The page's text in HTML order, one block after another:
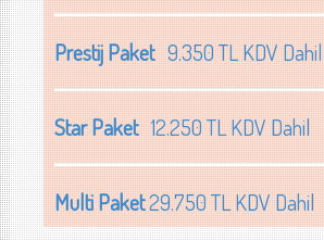
Prestij Paket9.350 TL KDV Dahil
Star Paket12.250 TL KDV Dahil
Multi Paket29.750 TL KDV Dahil